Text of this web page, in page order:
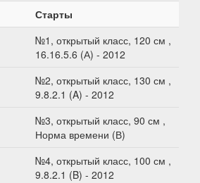
Старты
№1, открытый класс, 120 см ,
16.16.5.6 (А) - 2012
№2, открытый класс, 130 см ,
9.8.2.1 (A) - 2012
№3, открытый класс, 90 см ,
Норма времени (В)
№4, открытый класс, 100 см ,
9.8.2.1 (B) - 2012